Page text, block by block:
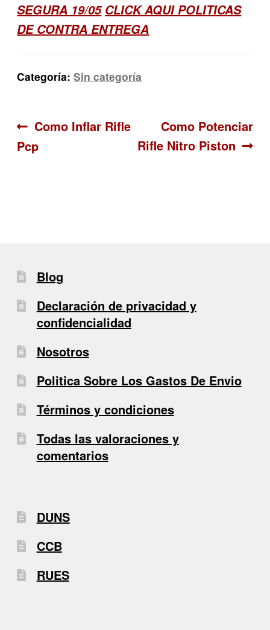
SEGURA 19/05 CLICK AQUI POLITICAS
DE CONTRA ENTREGA
Categoría:Sin categoría
Navegación
de
Anterior:
Como Inflar Rifle
Pcp
Siguiente:
Como Potenciar
Rifle Nitro Piston
Blog
Declaración de privacidad y
confidencialidad
Nosotros
Politica Sobre Los Gastos De Envio
Términos y condiciones
Todas las valoraciones y
comentarios
DUNS
CCB
RUES